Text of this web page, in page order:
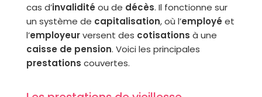
cas d’invalidité ou de décès. Il fonctionne sur
un système de capitalisation, où l’employé et
l’employeurversent des cotisations à une
caisse de pension. Voici les principales
prestations couvertes.